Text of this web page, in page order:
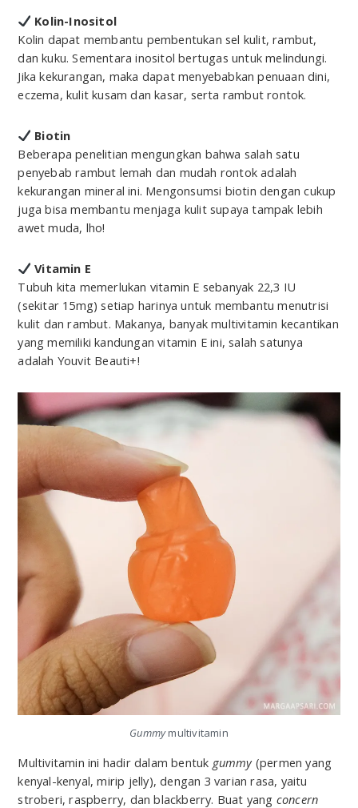
Kolin-Inositol
Kolin dapat membantu pembentukan sel kulit, rambut,
dan kuku. Sementara inositol bertugas untuk melindungi.
Jika kekurangan, maka dapat menyebabkan penuaan dini,
eczema, kulit kusam dan kasar, serta rambut rontok.
Biotin
Beberapa penelitian mengungkan bahwa salah satu
penyebab rambut lemah dan mudah rontok adalah
kekurangan mineral ini. Mengonsumsi biotin dengan cukup
juga bisa membantu menjaga kulit supaya tampak lebih
awet muda, lho!
Vitamin E
Tubuh kita memerlukan vitamin E sebanyak 22,3 IU
(sekitar 15mg) setiap harinya untuk membantu menutrisi
kulit dan rambut. Makanya, banyak multivitamin kecantikan
yang memiliki kandungan vitamin E ini, salah satunya
adalah Youvit Beauti+!
Gummymultivitamin
Multivitamin ini hadir dalam bentuk gummy(permen yang
kenyal-kenyal, mirip jelly), dengan 3 varian rasa, yaitu
stroberi, raspberry, dan blackberry. Buat yang concern